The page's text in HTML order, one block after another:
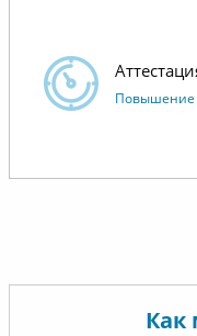
Повышение
Как